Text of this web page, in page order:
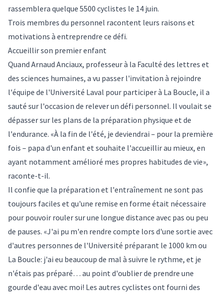
rassemblera quelque 5500 cyclistes le 14 juin.
Trois membres du personnel racontent leurs raisons et
motivations à entreprendre ce défi.
Accueillir son premier enfant
Quand Arnaud Anciaux, professeur à la Faculté des lettres et
des sciences humaines, a vu passer l'invitation à rejoindre
l'équipe de l'Université Laval pour participer à La Boucle, il a
sauté sur l'occasion de relever un défi personnel. Il voulait se
dépasser sur les plans de la préparation physique et de
l'endurance. «À la fin de l'été, je deviendrai – pour la première
fois – papa d'un enfant et souhaite l'accueillir au mieux, en
ayant notamment amélioré mes propres habitudes de vie»,
raconte-t-il.
Il confie que la préparation et l'entraînement ne sont pas
toujours faciles et qu'une remise en forme était nécessaire
pour pouvoir rouler sur une longue distance avec pas ou peu
de pauses. «J'ai pu m'en rendre compte lors d'une sortie avec
d'autres personnes de l'Université préparant le 1000 km ou
La Boucle: j'ai eu beaucoup de mal à suivre le rythme, et je
n'étais pas préparé… au point d'oublier de prendre une
gourde d'eau avec moi! Les autres cyclistes ont fourni des